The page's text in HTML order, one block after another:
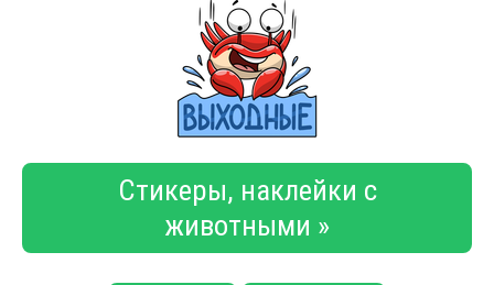
Стикеры, наклейки с
животными »